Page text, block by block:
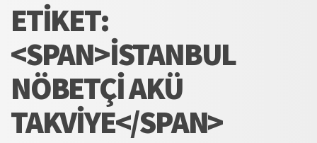
ETIKET:
<SPAN>ISTANBUL
NÖBETÇI AKÜ
TAKVIYE</SPAN>